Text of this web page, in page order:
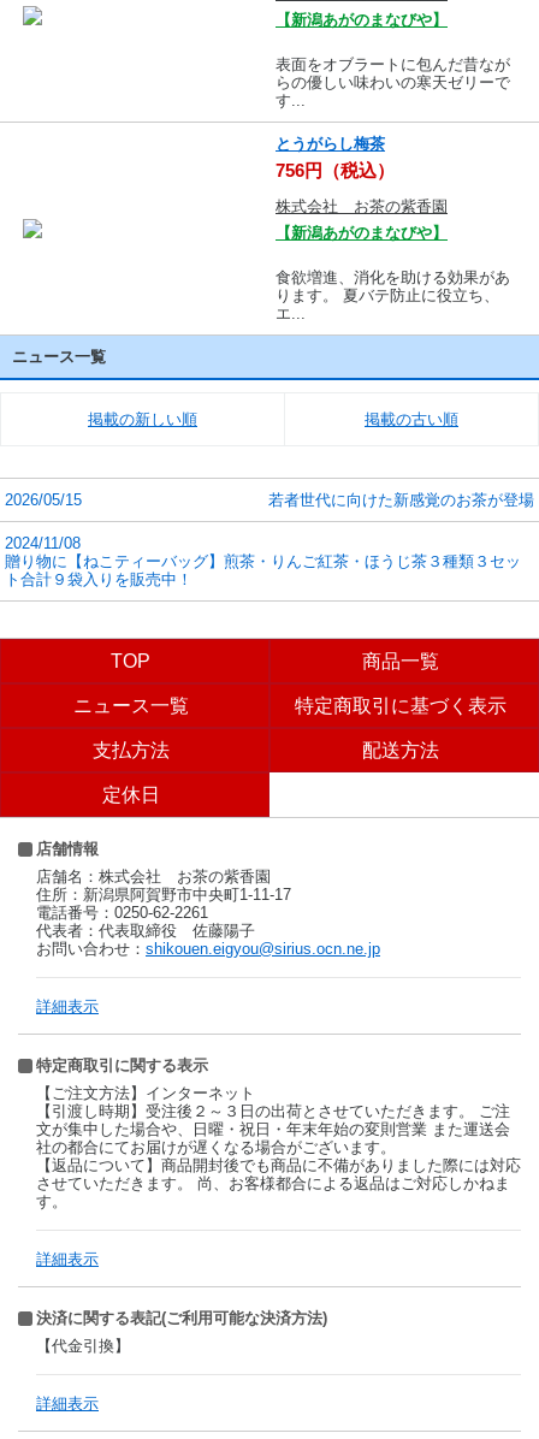
【新潟あがのまなびや】
表面をオブラートに包んだ昔なが
らの優しい味わいの寒天ゼリーで
す...
とうがらし梅茶
756円（税込）
株式会社 お茶の紫香園
【新潟あがのまなびや】
食欲増進、消化を助ける効果があ
ります。 夏バテ防止に役立ち、
エ...
ニュース一覧
掲載の新しい順 掲載の古い順
2026/05/15 若者世代に向けた新感覚のお茶が登場
2024/11/08
贈り物に【ねこティーバッグ】煎茶・りんご紅茶・ほうじ茶３種類３セッ
ト合計９袋入りを販売中！
TOP 商品一覧
ニュース一覧 特定商取引に基づく表示
支払方法 配送方法
定休日
店舗情報
店舗名：株式会社 お茶の紫香園
住所：新潟県阿賀野市中央町1-11-17
電話番号：0250-62-2261
代表者：代表取締役 佐藤陽子
お問い合わせ： shikouen.eigyou@sirius.ocn.ne.jp
詳細表示
特定商取引に関する表示
【ご注文方法】インターネット
【引渡し時期】受注後２～３日の出荷とさせていただきます。 ご注
文が集中した場合や、日曜・祝日・年末年始の変則営業 また運送会
社の都合にてお届けが遅くなる場合がございます。
【返品について】商品開封後でも商品に不備がありました際には対応
させていただきます。 尚、お客様都合による返品はご対応しかねま
す。
詳細表示
決済に関する表記(ご利用可能な決済方法)
【代金引換】
詳細表示